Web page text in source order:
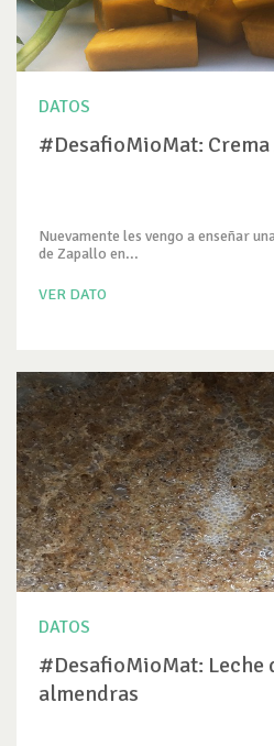
DATOS
#DesafioMioMat:
Nuevamente les vengo a enseñar
de Zapallo en...
VER DATO
DATOS
#DesafioMioMat: Leche
almendras